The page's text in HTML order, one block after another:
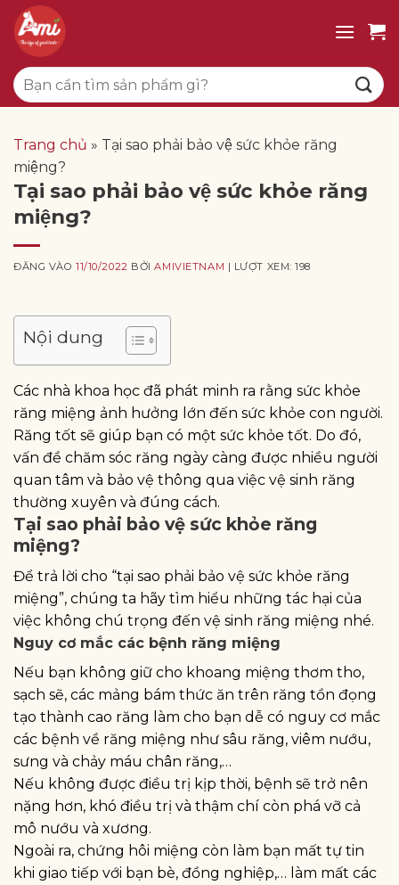
qua
dung
Tìm
kiếm:
Trang chủ » Tại sao phải bảo vệ sức khỏe răng
miệng?
Tại sao phải bảo vệ sức khỏe răng
miệng?
ĐĂNG VÀO11/10/2022 BỞIAMIVIETNAM | LƯỢT XEM: 198
Nội dung
Các nhà khoa học đã phát minh ra rằng sức khỏe
răng miệng ảnh hưởng lớn đến sức khỏe con người.
Răng tốt sẽ giúp bạn có một sức khỏe tốt. Do đó,
vấn đề chăm sóc răng ngày càng được nhiều người
quan tâm và bảo vệ thông qua việc vệ sinh răng
thường xuyên và đúng cách.
Tại sao phải bảo vệ sức khỏe răng
miệng?
Để trả lời cho “tại sao phải bảo vệ sức khỏe răng
miệng”, chúng ta hãy tìm hiểu những tác hại của
việc không chú trọng đến vệ sinh răng miệng nhé.
Nguy cơ mắc các bệnh răng miệng
Nếu bạn không giữ cho khoang miệng thơm tho,
sạch sẽ, các mảng bám thức ăn trên răng tồn đọng
tạo thành cao răng làm cho bạn dễ có nguy cơ mắc
các bệnh về răng miệng như sâu răng, viêm nướu,
sưng và chảy máu chân răng,…
Nếu không được điều trị kịp thời, bệnh sẽ trở nên
nặng hơn, khó điều trị và thậm chí còn phá vỡ cả
mô nướu và xương.
Ngoài ra, chứng hôi miệng còn làm bạn mất tự tin
khi giao tiếp với bạn bè, đồng nghiệp,… làm mất các